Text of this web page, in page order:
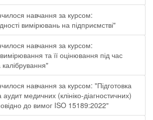
навчання за курсом:
вимірювань на підприємстві"
навчання за курсом:
та її оцінювання під час
навчання за курсом: "Підготовка
аудит медичних (клініко-діагностичних)
до вимог ISO 15189:2022"